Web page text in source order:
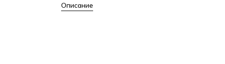
Описание